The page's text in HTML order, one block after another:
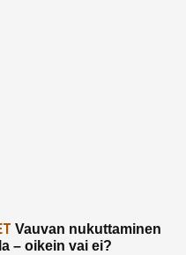
Vauvan nukuttaminen
– oikein vai ei?